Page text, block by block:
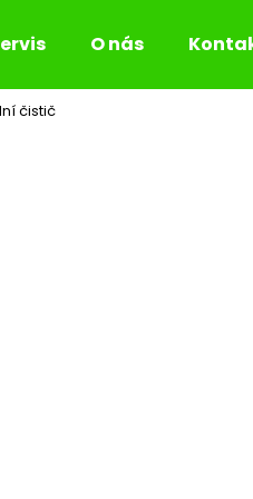
O nás
čistič
Co potřebujete